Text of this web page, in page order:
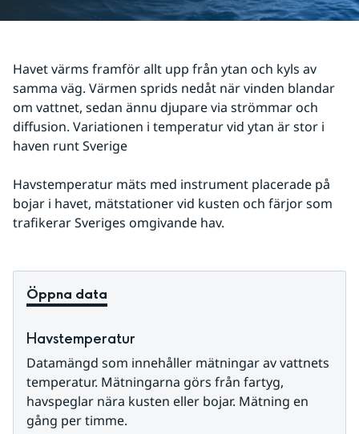
Havet värms framför allt upp från ytan och kyls av
samma väg. Värmen sprids nedåt när vinden blandar
om vattnet, sedan ännu djupare via strömmar och
diffusion. Variationen i temperatur vid ytan är stor i
haven runt Sverige
Havstemperatur mäts med instrument placerade på
bojar i havet, mätstationer vid kusten och färjor som
trafikerar Sveriges omgivande hav.
Öppna data
Havstemperatur
Datamängd som innehåller mätningar av vattnets
temperatur. Mätningarna görs från fartyg,
havspeglar nära kusten eller bojar. Mätning en
gång per timme.